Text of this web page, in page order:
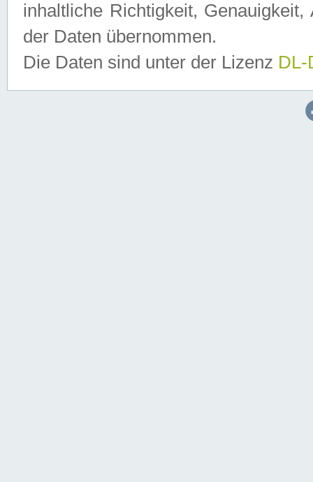
inhaltliche Richtigkeit,
der Daten übernommen.
Die Daten sind unter der Lizenz